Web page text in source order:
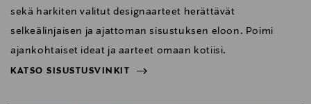
sekä harkiten valitut designaarteet herättävät
selkeälinjaisen ja ajattoman sisustuksen eloon. Poimi
ajankohtaiset ideat ja aarteet omaan kotiisi.
KATSO SISUSTUSVINKIT